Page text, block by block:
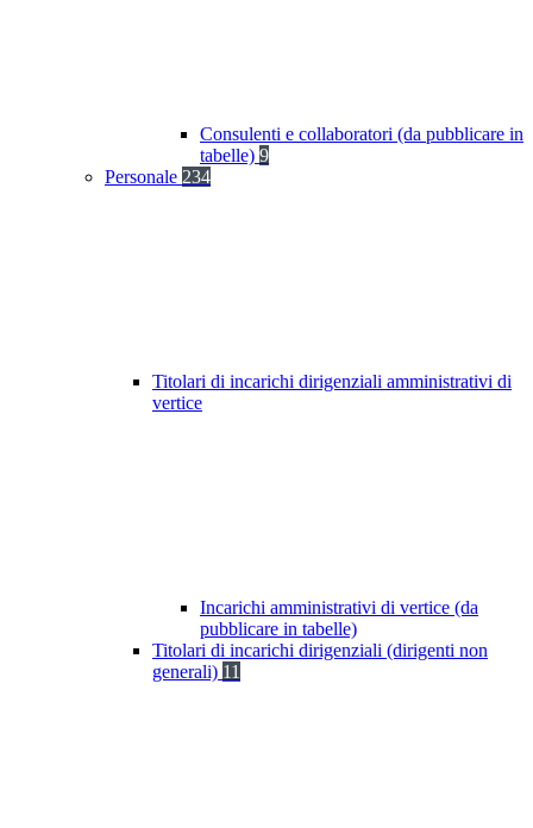
Consulenti e collaboratori (da pubblicare in
tabelle) 9
Personale 234
Titolari di incarichi dirigenziali amministrativi di
vertice
Incarichi amministrativi di vertice (da
pubblicare in tabelle)
Titolari di incarichi dirigenziali (dirigenti non
generali) 11